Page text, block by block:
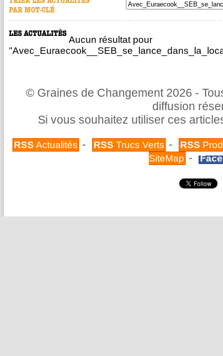
Aucun résultat pour
© Graines de Changement 2026 -
diffusion
Si vous souhaitez utiliser ces
RSS Actualités - RSS Trucs Verts - RSS
SiteMap -